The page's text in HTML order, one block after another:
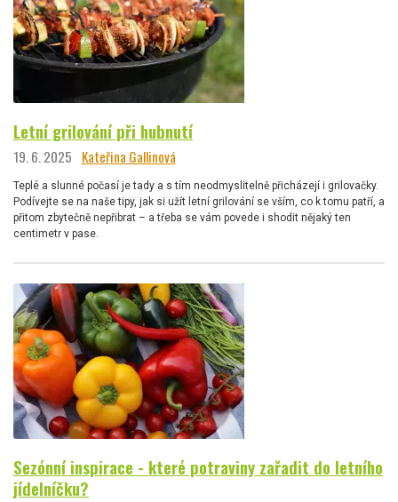
Letní grilování při hubnutí
19. 6. 2025 Kateřina Gallinová
Teplé a slunné počasí je tady a s tím neodmyslitelně přicházejí i grilovačky.
Podívejte se na naše tipy, jak si užít letní grilování se vším, co k tomu patří, a
přitom zbytečně nepřibrat – a třeba se vám povede i shodit nějaký ten
centimetr v pase.
Sezónní inspirace - které potraviny zařadit do letního
jídelníčku?